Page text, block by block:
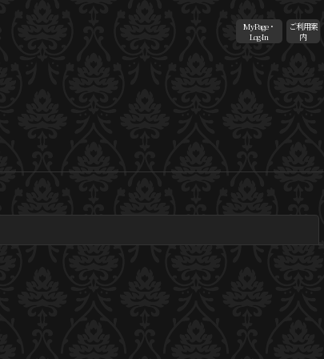
MyPage・
Log-In
ご利用案
内